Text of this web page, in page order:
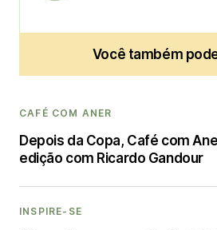
Você também
CAFÉ COM ANER
Depois da Copa, Café com
edição com Ricardo Gandour
INSPIRE-SE